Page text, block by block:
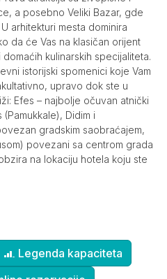
a posebno Veliki Bazar, gde
arhitekturi mesta dominira
da će Vas na klasičan orijent
kulinarskih specijaliteta.
istorijski spomenici koje Vam
upravo dok ste u
Efes – najbolje očuvan atnički
Didim i
gradskim saobraćajem,
povezani sa centrom grada
na lokaciju hotela koju ste
Legenda kapaciteta